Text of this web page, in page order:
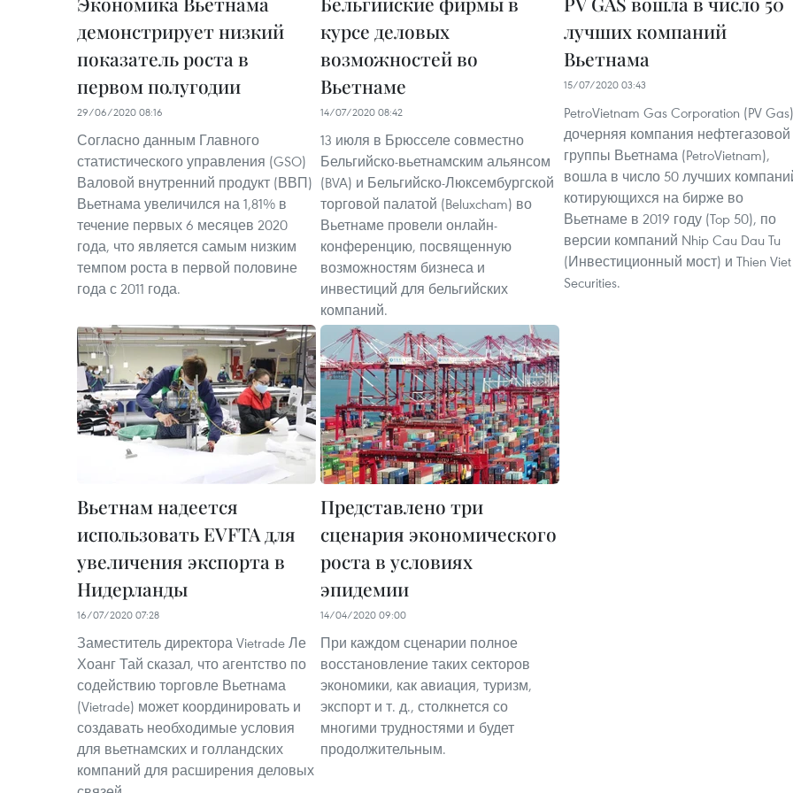
демонстрирует низкий
показатель роста в
первом полугодии
29/06/2020 08:16
Согласно данным Главного
статистического управления (GSO)
Валовой внутренний продукт (ВВП)
Вьетнама увеличился на 1,81% в
течение первых 6 месяцев 2020
года, что является самым низким
темпом роста в первой половине
года с 2011 года.
курсе деловых
возможностей во
Вьетнаме
14/07/2020 08:42
13 июля в Брюсселе совместно
Бельгийско-вьетнамским альянсом
(BVA) и Бельгийско-Люксембургской
торговой палатой (Beluxcham) во
Вьетнаме провели онлайн-
конференцию, посвященную
возможностям бизнеса и
инвестиций для бельгийских
компаний.
лучших компаний
Вьетнама
15/07/2020 03:43
PetroVietnam Gas Corporation (PV
дочерняя компания нефтегазовой
группы Вьетнама (PetroVietnam),
вошла в число 50 лучших
котирующихся на бирже во
Вьетнаме в 2019 году (Top 50), по
версии компаний Nhip Cau Dau Tu
(Инвестиционный мост) и Thien Viet
Securities.
Вьетнам надеется
использовать EVFTA для
увеличения экспорта в
Нидерланды
16/07/2020 07:28
Заместитель директора Vietrade Ле
Хоанг Тай сказал, что агентство по
содействию торговле Вьетнама
(Vietrade) может координировать и
создавать необходимые условия
для вьетнамских и голландских
компаний для расширения деловых
Представлено три
сценария экономического
роста в условиях
эпидемии
14/04/2020 09:00
При каждом сценарии полное
восстановление таких секторов
экономики, как авиация, туризм,
экспорт и т. д., столкнется со
многими трудностями и будет
продолжительным.